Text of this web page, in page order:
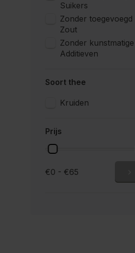
Suikers
Zonder toegevoegd
Zout
Zonder kunstmatige
Additieven
Soort thee
Kruiden
Prijs
€0 - €65